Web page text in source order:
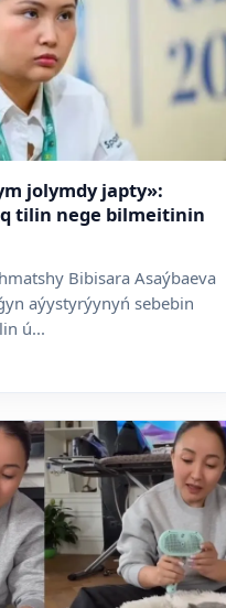
jolymdy japty»:
tilin nege bilmeitinin
Bibisara Asaýbaeva
aýystyrýynyń sebebin
ú...